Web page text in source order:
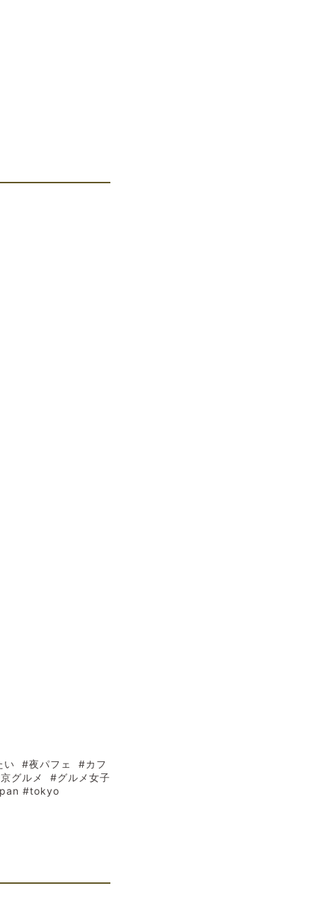
い #夜パフェ #カフ
グルメ #グルメ女子
#tokyo